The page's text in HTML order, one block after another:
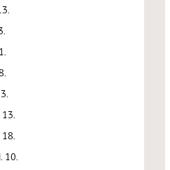
10.